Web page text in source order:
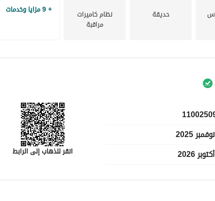
حديقة نظام كاميرات
مراقبة
+ 9 مزايا وخدمات
انقر للذهاب إلى الرابط